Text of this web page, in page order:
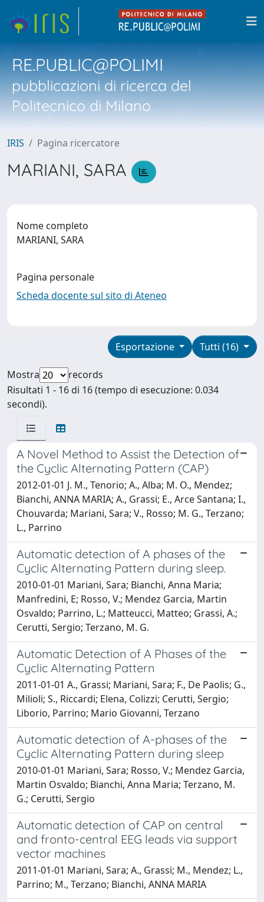
RE.PUBLIC@POLIMI
pubblicazioni di ricerca del
Politecnico di Milano
IRIS Pagina ricercatore
MARIANI, SARA
Nome completo
MARIANI, SARA
Pagina personale
Scheda docente sul sito di Ateneo
Tutti (16)
Esportazione
Mostra
records
Risultati 1 - 16 di 16 (tempo di esecuzione: 0.034
secondi).
A Novel Method to Assist the Detection of
the Cyclic Alternating Pattern (CAP)
2012-01-01 J. M., Tenorio; A., Alba; M. O., Mendez;
Bianchi, ANNA MARIA; A., Grassi; E., Arce Santana; I.,
Chouvarda; Mariani, Sara; V., Rosso; M. G., Terzano;
L., Parrino
Automatic detection of A phases of the
Cyclic Alternating Pattern during sleep.
2010-01-01 Mariani, Sara; Bianchi, Anna Maria;
Manfredini, E; Rosso, V.; Mendez Garcia, Martin
Osvaldo; Parrino, L.; Matteucci, Matteo; Grassi, A.;
Cerutti, Sergio; Terzano, M. G.
Automatic Detection of A Phases of the
Cyclic Alternating Pattern
2011-01-01 A., Grassi; Mariani, Sara; F., De Paolis; G.,
Milioli; S., Riccardi; Elena, Colizzi; Cerutti, Sergio;
Liborio, Parrino; Mario Giovanni, Terzano
Automatic detection of A-phases of the
Cyclic Alternating Pattern during sleep
2010-01-01 Mariani, Sara; Rosso, V.; Mendez Garcia,
Martin Osvaldo; Bianchi, Anna Maria; Terzano, M.
G.; Cerutti, Sergio
Automatic detection of CAP on central
and fronto-central EEG leads via support
vector machines
2011-01-01 Mariani, Sara; A., Grassi; M., Mendez; L.,
Parrino; M., Terzano; Bianchi, ANNA MARIA